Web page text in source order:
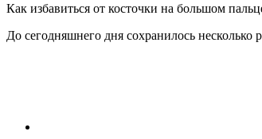
Как избавиться от косточки на большом
До сегодняшнего дня сохранилось несколько